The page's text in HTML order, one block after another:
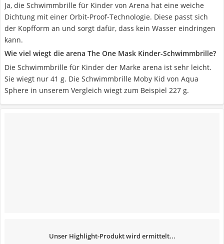
Ja, die Schwimmbrille für Kinder von Arena hat eine weiche
Dichtung mit einer Orbit-Proof-Technologie. Diese passt sich
der Kopfform an und sorgt dafür, dass kein Wasser eindringen
kann.
Wie viel wiegt die arena The One Mask Kinder-Schwimmbrille?
Die Schwimmbrille für Kinder der Marke arena ist sehr leicht.
Sie wiegt nur 41 g. Die Schwimmbrille Moby Kid von Aqua
Sphere in unserem Vergleich wiegt zum Beispiel 227 g.
Unser Highlight-Produkt wird ermittelt...